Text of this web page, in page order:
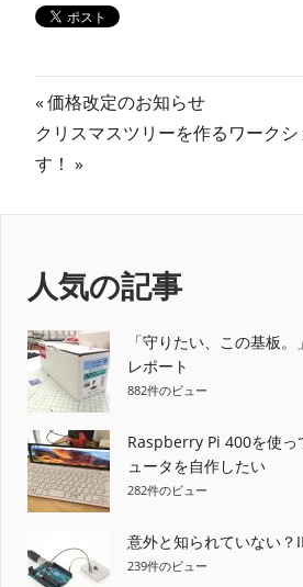
投
稿
ゲ
ー
シ
ョ
ン
前
の
記
価格改定のお知らせ
次
の
クリスマスツリーを作るワーク
す！
人気の記事
「守りたい、この基板
レポート
882件のビュー
Raspberry Pi 400を使っ
ュータを自作したい
282件のビュー
意外と知られていない？
239件のビュー